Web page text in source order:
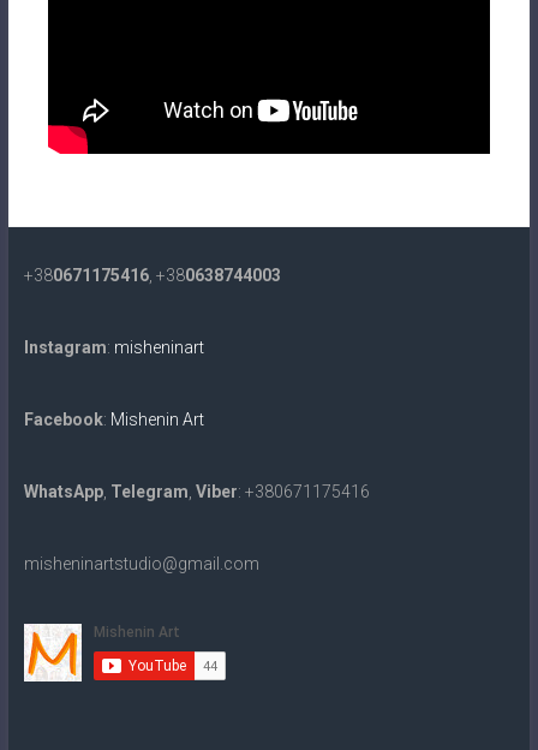
+380671175416, +380638744003
Instagram: misheninart
Facebook: Mishenin Art
WhatsApp, Telegram Viber: +380671175416
misheninartstudio@gmail.com